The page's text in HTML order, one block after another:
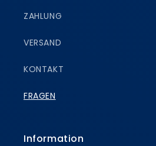
ZAHLUNG
VERSAND
KONTAKT
FRAGEN
Information